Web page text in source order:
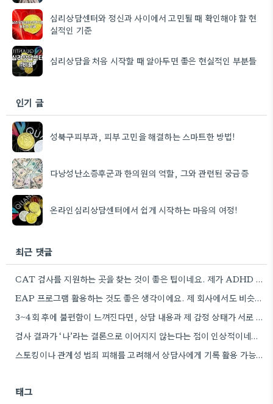
심리상담센터와 정신과 사이에서 고민될 때 확인해야 할 현
실적인 기준
심리상담을 처음 시작할 때 알아두면 좋은 현실적인 부분들
인기 글
성북구피부과, 피부 고민을 해결하는 스마트한 방법!
다낭성난소증후군과 한의원의 역할, 그와 관련된 궁금증
온라인심리상담센터에서 쉽게 시작하는 마음의 여정!
최근 댓글
CAT 검사를 지원하는 곳을 찾는 것이 좋은 팁이네요. 제가 ADHD 관련 정보 검색을 할 때,…
EAP 프로그램 활용하는 것도 좋은 생각이에요. 제 회사에서도 비슷한 지원 프로그램을 운영하는데, 처음에는 상담센터를 이용해봤거든요.
3~4회 후에 불편함이 느껴진다면, 상담 내용과 제 감정 상태가 서로 연결되지 않는 것 같아서 좀…
검사 결과가 ‘나’라는 결론으로 이어지지 않는다는 점이 인상적이네요. 결국 검사는 스스로 돌아볼 수 있는 촉매제…
스토킹이나 관계성 범죄 피해를 고려해서 상담사에게 기록 활용 가능 여부를 미리 확인하는 것이 정말 현명한…
태그